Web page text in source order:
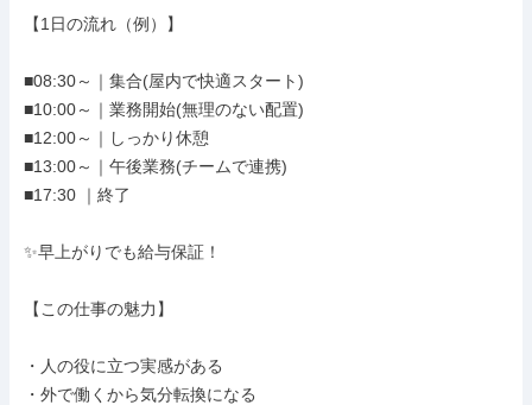
【1日の流れ（例）】
■08:30～｜集合(屋内で快適スタート)
■10:00～｜業務開始(無理のない配置)
■12:00～｜しっかり休憩
■13:00～｜午後業務(チームで連携)
■17:30 ｜終了
✨早上がりでも給与保証！
【この仕事の魅力】
・人の役に立つ実感がある
・外で働くから気分転換になる